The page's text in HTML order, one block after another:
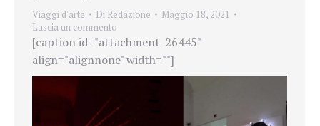
Viaggi d'arte Di Redazione
Maggio 18, 2021
Lascia un commento
[caption id="attachment_26445"
align="alignnone" width=""]